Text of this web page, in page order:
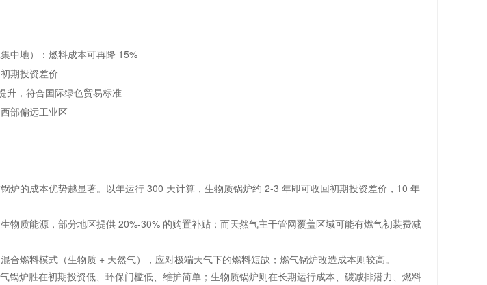
中地）：燃料成本可再降 15%
期投资差价
升，符合国际绿色贸易标准
部偏远工业区
炉的成本优势越显著。以年运行 300 天计算，生物质锅炉约 2-3 年即可收回初期投资差价，10 年
物质能源，部分地区提供 20%-30% 的购置补贴；而天然气主干管网覆盖区域可能有燃气初装费减
合燃料模式（生物质 + 天然气），应对极端天气下的燃料短缺；燃气锅炉改造成本则较高。
锅炉胜在初期投资低、环保门槛低、维护简单；生物质锅炉则在长期运行成本、碳减排潜力、燃料